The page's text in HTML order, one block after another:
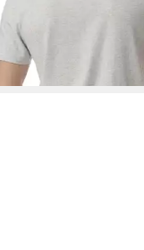
Ausschnitt, Kurzarm
(10,66 €/ 1 Stk)
-20%